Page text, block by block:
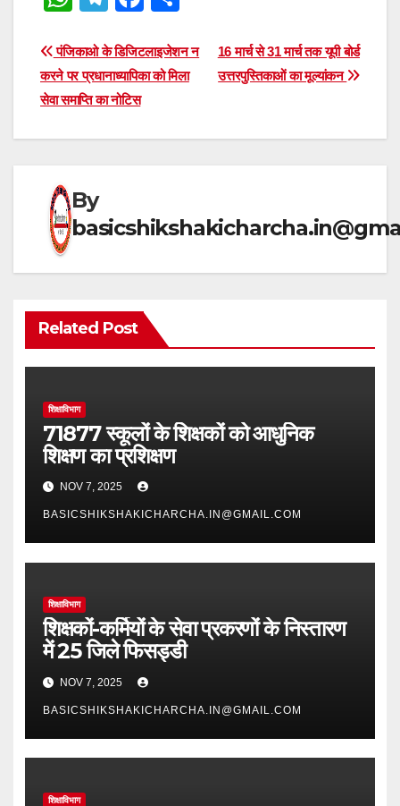
at
s
A
p
e
gr
a
m
c
e
o
ar
e
Post
navigation
16 मार्च से 31 मार्च तक यूपी बोर्ड
उत्तरपुस्तिकाओं का मूल्यांकन
पंजिकाओ के डिजिटलाइजेशन न
करने पर प्रधानाध्यापिका को मिला
सेवा समाप्ति का नोटिस
By
Related Post
शिक्षाविभाग
71877 स्कूलों के शिक्षकों को आधुनिक
शिक्षण का प्रशिक्षण
NOV 7, 2025
BASICSHIKSHAKICHARCHA.IN@GMAIL.COM
शिक्षाविभाग
शिक्षकों-कर्मियों के सेवा प्रकरणों के निस्तारण
में 25 जिले फिसड्डी
NOV 7, 2025
BASICSHIKSHAKICHARCHA.IN@GMAIL.COM
शिक्षाविभाग